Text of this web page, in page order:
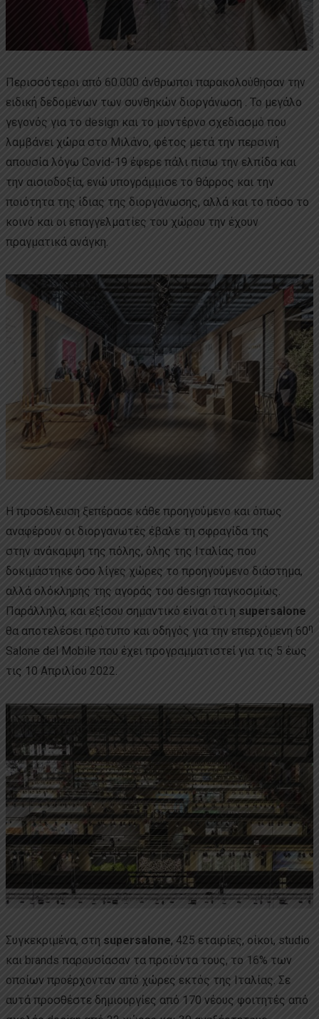
Περισσότεροι από 60.000 άνθρωποι παρακολούθησαν την
ειδική δεδομένων των συνθηκών διοργάνωση . Το μεγάλο
γεγονός για το design και το μοντέρνο σχεδιασμό που
λαμβάνει χώρα στο Μιλάνο, φέτος μετά την περσινή
απουσία λόγω Covid-19 έφερε πάλι πίσω την ελπίδα και
την αισιοδοξία, ενώ υπογράμμισε το θάρρος και την
ποιότητα της ίδιας της διοργάνωσης, αλλά και το πόσο το
κοινό και οι επαγγελματίες του χώρου την έχουν
πραγματικά ανάγκη.
Η προσέλευση ξεπέρασε κάθε προηγούμενο και όπως
αναφέρουν οι διοργανωτές έβαλε τη σφραγίδα της
στην ανάκαμψη της πόλης, όλης της Ιταλίας που
δοκιμάστηκε όσο λίγες χώρες το προηγούμενο διάστημα,
αλλά ολόκληρης της αγοράς του design παγκοσμίως.
Παράλληλα, και εξίσου σημαντικό είναι ότι η supersalone
θα αποτελέσει πρότυπο και οδηγός για την επερχόμενη 60η
Salone del Mobile που έχει προγραμματιστεί για τις 5 έως
τις 10 Απριλίου 2022.
Συγκεκριμένα, στη supersalone, 425 εταιρίες, οίκοι, studio
και brands παρουσίασαν τα προϊόντα τους, το 16% των
οποίων προέρχονταν από χώρες εκτός της Ιταλίας. Σε
αυτά προσθέστε δημιουργίες από 170 νέους φοιτητές από